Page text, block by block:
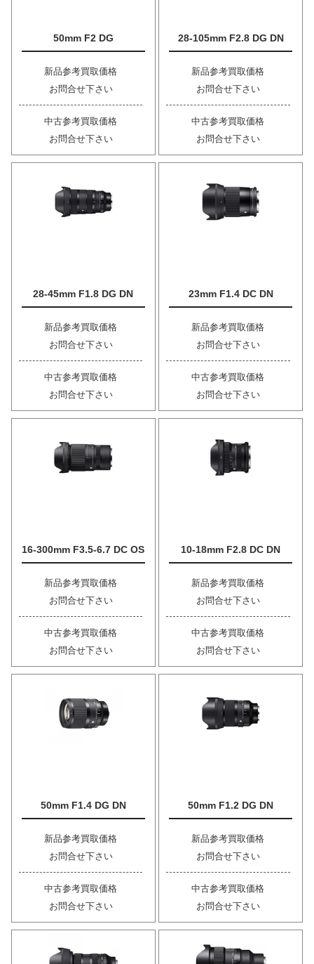
50mm F2 DG
新品参考買取価格
お問合せ下さい
中古参考買取価格
お問合せ下さい
28-105mm F2.8 DG DN
新品参考買取価格
お問合せ下さい
中古参考買取価格
お問合せ下さい
28-45mm F1.8 DG DN
新品参考買取価格
お問合せ下さい
中古参考買取価格
お問合せ下さい
23mm F1.4 DC DN
新品参考買取価格
お問合せ下さい
中古参考買取価格
お問合せ下さい
16-300mm F3.5-6.7 DC OS
新品参考買取価格
お問合せ下さい
中古参考買取価格
お問合せ下さい
10-18mm F2.8 DC DN
新品参考買取価格
お問合せ下さい
中古参考買取価格
お問合せ下さい
50mm F1.4 DG DN
新品参考買取価格
お問合せ下さい
中古参考買取価格
お問合せ下さい
50mm F1.2 DG DN
新品参考買取価格
お問合せ下さい
中古参考買取価格
お問合せ下さい